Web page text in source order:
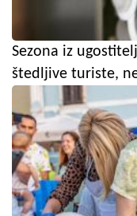
Sezona iz
štedljive turiste,